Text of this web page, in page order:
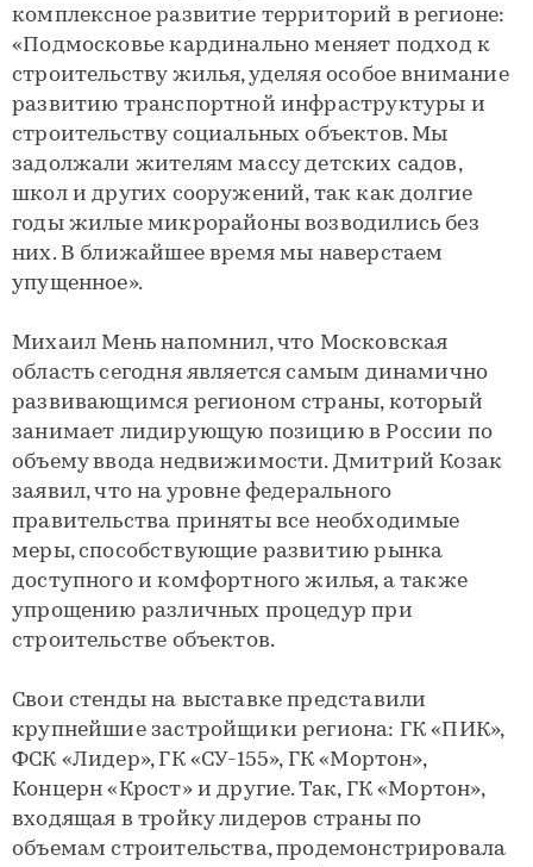
комплексное развитие территорий в регионе:
«Подмосковье кардинально меняет подход к
строительству жилья, уделяя особое внимание
развитию транспортной инфраструктуры и
строительству социальных объектов. Мы
задолжали жителям массу детских садов,
школ и других сооружений, так как долгие
годы жилые микрорайоны возводились без
них. В ближайшее время мы наверстаем
упущенное».
Михаил Мень напомнил, что Московская
область сегодня является самым динамично
развивающимся регионом страны, который
занимает лидирующую позицию в России по
объему ввода недвижимости. Дмитрий Козак
заявил, что на уровне федерального
правительства приняты все необходимые
меры, способствующие развитию рынка
доступного и комфортного жилья, а также
упрощению различных процедур при
строительстве объектов.
Свои стенды на выставке представили
крупнейшие застройщики региона: ГК «ПИК»,
ФСК «Лидер», ГК «СУ-155», ГК «Мортон»,
Концерн «Крост» и другие. Так, ГК «Мортон»,
входящая в тройку лидеров страны по
объемам строительства, продемонстрировала